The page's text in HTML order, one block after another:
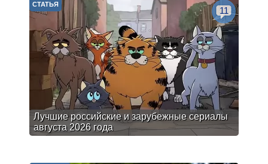
Лучшие российские и зарубежные сериалы
августа 2026 года
СТАТЬЯ
11